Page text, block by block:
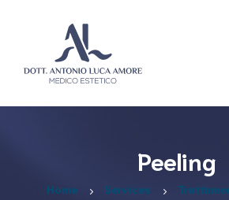
Peeling
Home Services